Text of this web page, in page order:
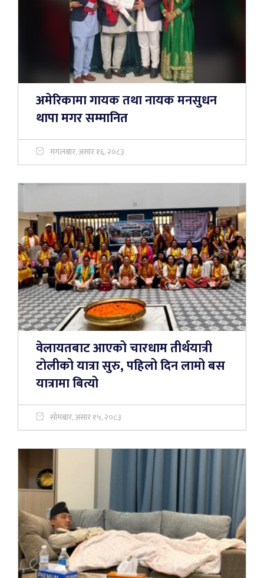
अमेरिकामा गायक तथा नायक मनसुधन
थापा मगर सम्मानित
मंगलबार, असार १६, २०८३
वेलायतबाट आएको चारधाम तीर्थयात्री
टोलीको यात्रा सुरु, पहिलो दिन लामो बस
यात्रामा बित्यो
सोमबार, असार १५, २०८३